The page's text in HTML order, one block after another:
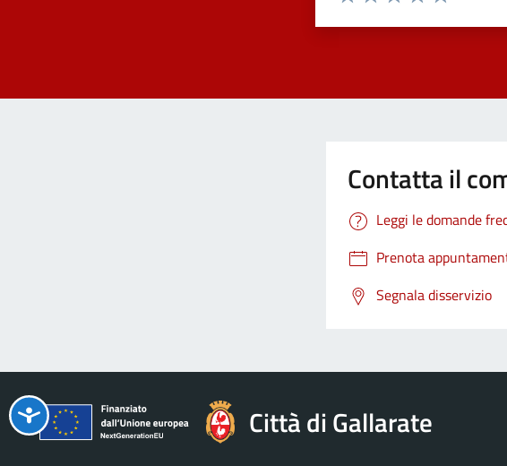
Contatta il
Leggi le domande
Prenota
Segnala disservizio
Città di Gallarate